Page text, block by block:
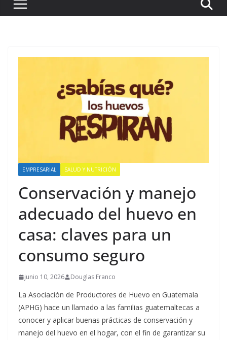
EMPRESARIAL SALUD Y NUTRICIÓN
Conservación y manejo
adecuado del huevo en
casa: claves para un
consumo seguro
junio 10, 2026 Douglas Franco
La Asociación de Productores de Huevo en Guatemala
(APHG) hace un llamado a las familias guatemaltecas a
conocer y aplicar buenas prácticas de conservación y
manejo del huevo en el hogar, con el fin de garantizar su